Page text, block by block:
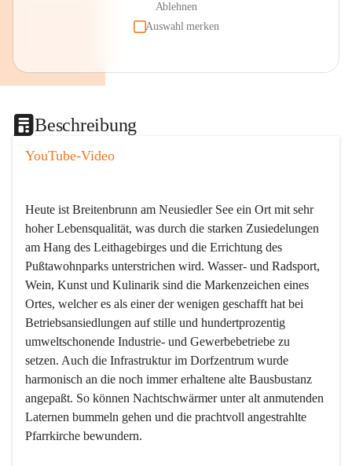
Ablehnen
Auswahl merken
Beschreibung
YouTube-Video
Heute ist Breitenbrunn am Neusiedler See ein Ort mit sehr
hoher Lebensqualität, was durch die starken Zusiedelungen
am Hang des Leithagebirges und die Errichtung des
Pußtawohnparks unterstrichen wird. Wasser- und Radsport,
Wein, Kunst und Kulinarik sind die Markenzeichen eines
Ortes, welcher es als einer der wenigen geschafft hat bei
Betriebsansiedlungen auf stille und hundertprozentig
umweltschonende Industrie- und Gewerbebetriebe zu
setzen. Auch die Infrastruktur im Dorfzentrum wurde
harmonisch an die noch immer erhaltene alte Bausbustanz
angepaßt. So können Nachtschwärmer unter alt anmutenden
Laternen bummeln gehen und die prachtvoll angestrahlte
Pfarrkirche bewundern.